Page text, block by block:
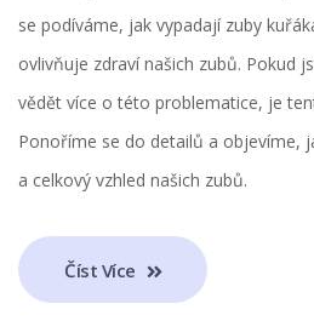
se podíváme, jak vypadají zuby
ovlivňuje zdraví našich zubů. Pokud
vědět více o této problematice, je
Ponoříme se do detailů a objevíme,
a celkový vzhled našich zubů.
Číst Více